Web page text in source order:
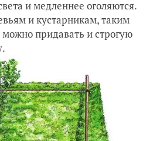
и медленнее оголяются.
и кустарникам, таким
можно придавать и строгую